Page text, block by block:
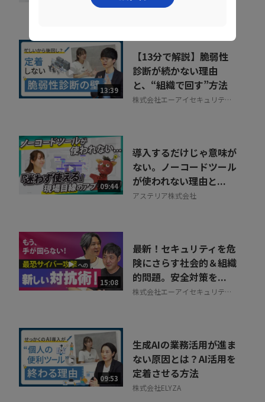
TISI株式会社
13:39
【13分で解説】脆弱性
診断が続かない理由
と、“組織で回す”方法
株式会社エーアイセキュリティ
09:44
導入するだけじゃ意味が
ない。ノーコードツール
が使われない理由と...
アステリア株式会社
15:08
最新！セキュリティを危
険にさらす社会的＆組織
的問題。安全対策を...
株式会社エーアイセキュリティ
09:53
生成AIの業務活用が進ま
ない原因とは？AI活用を
定着させる方法
株式会社ELYZA